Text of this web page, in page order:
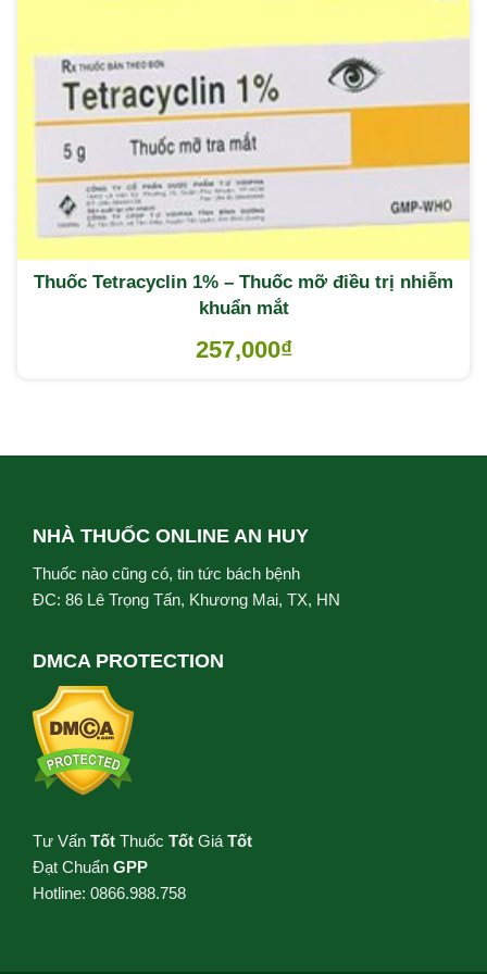
Thuốc Tetracyclin 1% – Thuốc mỡ điều trị nhiễm
khuẩn mắt
257,000₫
NHÀ THUỐC ONLINE AN HUY
Thuốc nào cũng có, tin tức bách bệnh
ĐC: 86 Lê Trọng Tấn, Khương Mai, TX, HN
DMCA PROTECTION
Tư Vấn Tốt Thuốc Tốt Giá Tốt
Đạt Chuẩn GPP
Hotline: 0866.988.758